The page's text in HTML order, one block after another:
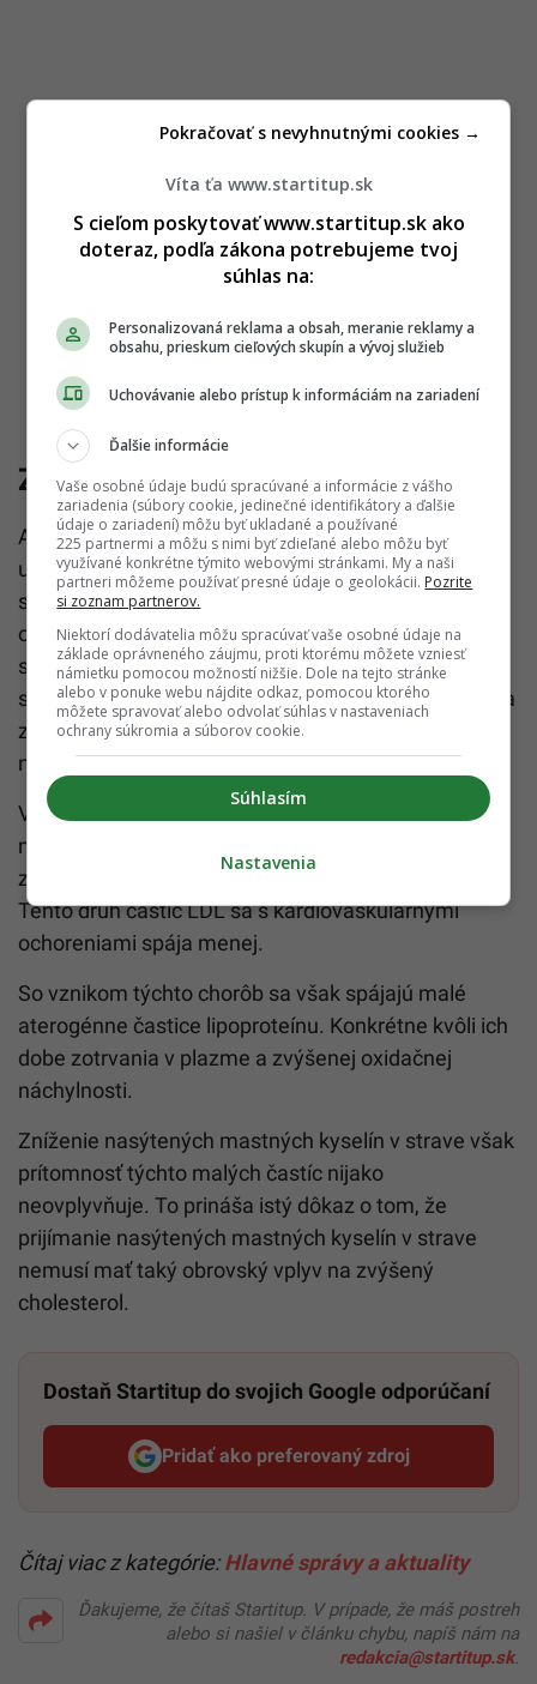
Zvýšený cholesterol
Ako odborníci píšu vpublikácii, najnovšie dôkazy
ukazujú, že reakcia organizmu na príjem tukov v
strave môže byť spôsobená individuálnymi
okolnosťami. Taktiež zvýšenie cholesterolu
spôsobené nasýtenými tukmi môže predstavovať
skôr normálnu než patologickú odpoveď. Zároveň za
zvýšením cholesterolu môžu byť ďalšie faktory,
napríklad črevná mikroflóra.
Vedecká publikácia informuje, že zníženie obsahu
nasýtených mastných kyselín v strave primárne
znižuje veľké častice lipoproteínu s nízkou hustotou.
Tento druh častíc LDL sa s kardiovaskulárnymi
ochoreniami spája menej.
So vznikom týchto chorôb sa však spájajú malé
aterogénne častice lipoproteínu. Konkrétne kvôli ich
dobe zotrvania v plazme a zvýšenej oxidačnej
náchylnosti.
Zníženie nasýtených mastných kyselín v strave však
prítomnosť týchto malých častíc nijako
neovplyvňuje. To prináša istý dôkaz o tom, že
prijímanie nasýtených mastných kyselín v strave
nemusí mať taký obrovský vplyv na zvýšený
cholesterol.
Dostaň Startitup do svojich Google odporúčaní
Pridať ako preferovaný zdroj
Startitup, odkaz sa otvorí v
Čítaj viac z kategórie:Hlavné správy a aktuality
Ďakujeme, že čítaš Startitup. V prípade, že máš postreh
alebo si našiel v článku chybu, napíš nám na
redakcia@startitup.sk.
Víta ťa www.startitup.sk
S cieľom poskytovať www.startitup.sk ako
doteraz, podľa zákona potrebujeme tvoj
súhlas na:
Personalizovaná reklama a obsah, meranie reklamy a
obsahu, prieskum cieľových skupín a vývoj služieb
Uchovávanie alebo prístup k informáciám na zariadení
Ďalšie informácie
Vaše osobné údaje budú spracúvané a informácie z vášho
zariadenia (súbory cookie, jedinečné identifikátory a ďalšie
údaje o zariadení) môžu byť ukladané a používané
225 partnermi a môžu s nimi byť zdieľané alebo môžu byť
využívané konkrétne týmito webovými stránkami. My a naši
partneri môžeme používať presné údaje o geolokácii. Pozrite
si zoznam partnerov.
Niektorí dodávatelia môžu spracúvať vaše osobné údaje na
základe oprávneného záujmu, proti ktorému môžete vzniesť
námietku pomocou možností nižšie. Dole na tejto stránke
alebo v ponuke webu nájdite odkaz, pomocou ktorého
môžete spravovať alebo odvolať súhlas v nastaveniach
ochrany súkromia a súborov cookie.
Súhlasím
Pokračovať s nevyhnutnými cookies →
Nastavenia